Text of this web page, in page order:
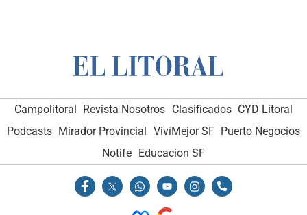
Campolitoral Revista Nosotros Clasificados CYD Litoral
Podcasts Mirador Provincial VivíMejor SF Puerto Negocios
Notife Educacion SF